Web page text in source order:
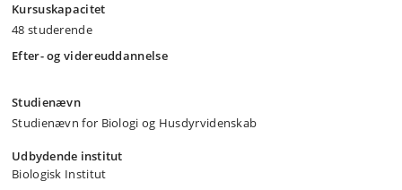
Kursuskapacitet
48 studerende
Efter- og videreuddannelse
Studienævn
Studienævn for Biologi og Husdyrvidenskab
Udbydende institut
Biologisk Institut